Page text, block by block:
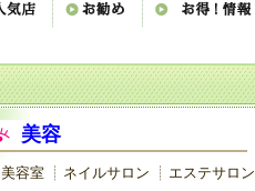
美容
美容室 ネイルサロン
エステサロン